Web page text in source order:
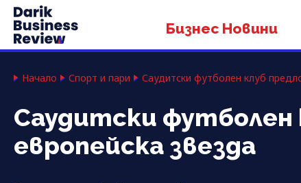
Бизнес Новини
Начало Спорт и пари Саудитски футболен клуб
Саудитски футболен
европейска звезда